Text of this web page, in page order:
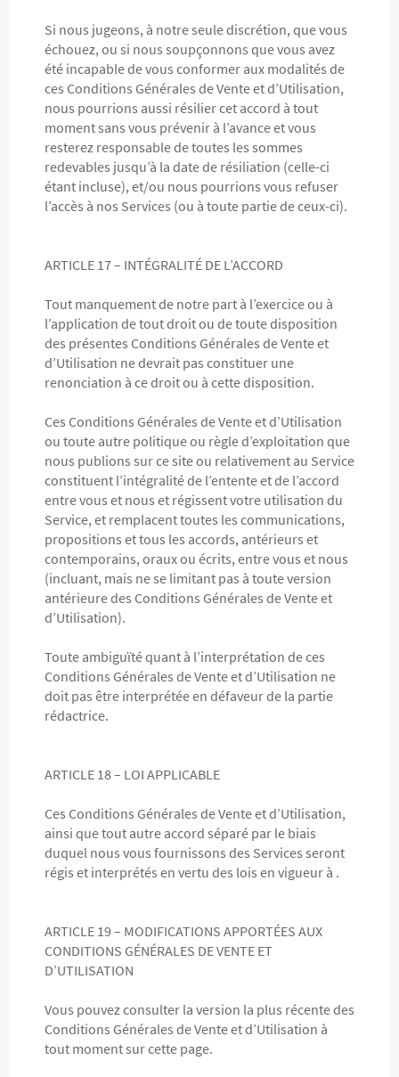
Si nous jugeons, à notre seule discrétion, que vous
échouez, ou si nous soupçonnons que vous avez
été incapable de vous conformer aux modalités de
ces Conditions Générales de Vente et d’Utilisation,
nous pourrions aussi résilier cet accord à tout
moment sans vous prévenir à l’avance et vous
resterez responsable de toutes les sommes
redevables jusqu’à la date de résiliation (celle-ci
étant incluse), et/ou nous pourrions vous refuser
l’accès à nos Services (ou à toute partie de ceux-ci).
ARTICLE 17 – INTÉGRALITÉ DE L’ACCORD
Tout manquement de notre part à l’exercice ou à
l’application de tout droit ou de toute disposition
des présentes Conditions Générales de Vente et
d’Utilisation ne devrait pas constituer une
renonciation à ce droit ou à cette disposition.
Ces Conditions Générales de Vente et d’Utilisation
ou toute autre politique ou règle d’exploitation que
nous publions sur ce site ou relativement au Service
constituent l’intégralité de l’entente et de l’accord
entre vous et nous et régissent votre utilisation du
Service, et remplacent toutes les communications,
propositions et tous les accords, antérieurs et
contemporains, oraux ou écrits, entre vous et nous
(incluant, mais ne se limitant pas à toute version
antérieure des Conditions Générales de Vente et
d’Utilisation).
Toute ambiguïté quant à l’interprétation de ces
Conditions Générales de Vente et d’Utilisation ne
doit pas être interprétée en défaveur de la partie
rédactrice.
ARTICLE 18 – LOI APPLICABLE
Ces Conditions Générales de Vente et d’Utilisation,
ainsi que tout autre accord séparé par le biais
duquel nous vous fournissons des Services seront
régis et interprétés en vertu des lois en vigueur à .
ARTICLE 19 – MODIFICATIONS APPORTÉES AUX
CONDITIONS GÉNÉRALES DE VENTE ET
D’UTILISATION
Vous pouvez consulter la version la plus récente des
Conditions Générales de Vente et d’Utilisation à
tout moment sur cette page.